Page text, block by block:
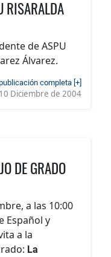
RISARALDA
de ASPU
Álvarez.
completa [+]
10 Diciembre de 2004
DE GRADO
a las 10:00
Español y
a la
La